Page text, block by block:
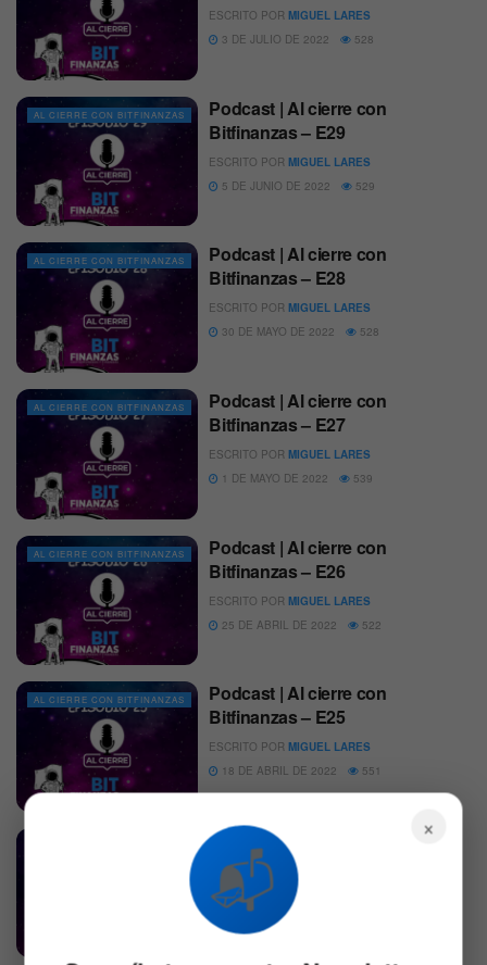
ESCRITO POR MIGUEL LARES
3 DE JULIO DE 2022
528
AL CIERRE CON BITFINANZAS
Podcast | Al cierre con
Bitfinanzas – E29
ESCRITO POR MIGUEL LARES
5 DE JUNIO DE 2022
529
AL CIERRE CON BITFINANZAS
Podcast | Al cierre con
Bitfinanzas – E28
ESCRITO POR MIGUEL LARES
30 DE MAYO DE 2022
528
AL CIERRE CON BITFINANZAS
Podcast | Al cierre con
Bitfinanzas – E27
ESCRITO POR MIGUEL LARES
1 DE MAYO DE 2022
539
AL CIERRE CON BITFINANZAS
Podcast | Al cierre con
Bitfinanzas – E26
ESCRITO POR MIGUEL LARES
25 DE ABRIL DE 2022
522
AL CIERRE CON BITFINANZAS
Podcast | Al cierre con
Bitfinanzas – E25
ESCRITO POR MIGUEL LARES
18 DE ABRIL DE 2022
551
Podcast | Al cierre con
Bitfinanzas – E24
ESCRITO POR
MIGUEL LARES
10 DE ABRIL DE 2022
×
📬